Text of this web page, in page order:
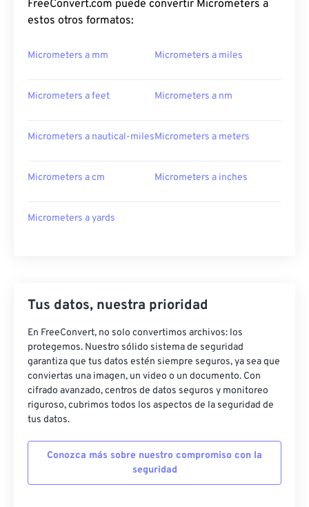
FreeConvert.com puede convertir Micrometers a
estos otros formatos:
Micrometers a mm Micrometers a miles
Micrometers a feet Micrometers a nm
Micrometers a nautical-milesMicrometers a meters
Micrometers a cm Micrometers a inches
Micrometers a yards
Tus datos, nuestra prioridad
En FreeConvert, no solo convertimos archivos: los
protegemos. Nuestro sólido sistema de seguridad
garantiza que tus datos estén siempre seguros, ya sea que
conviertas una imagen, un video o un documento. Con
cifrado avanzado, centros de datos seguros y monitoreo
riguroso, cubrimos todos los aspectos de la seguridad de
tus datos.
Conozca más sobre nuestro compromiso con la
seguridad